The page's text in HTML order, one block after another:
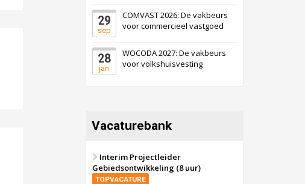
29
sep
COMVAST 2026: De vakbeurs
voor commercieel vastgoed
28
jan
WOCODA 2027: De vakbeurs
voor volkshuisvesting
Vacaturebank
Interim Projectleider
Gebiedsontwikkeling (8 uur)
TOPVACATURE